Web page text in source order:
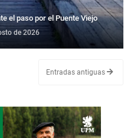
el paso por el Puente Viejo
de 2026
Entradas antiguas